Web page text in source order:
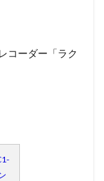
コーダー「ラク